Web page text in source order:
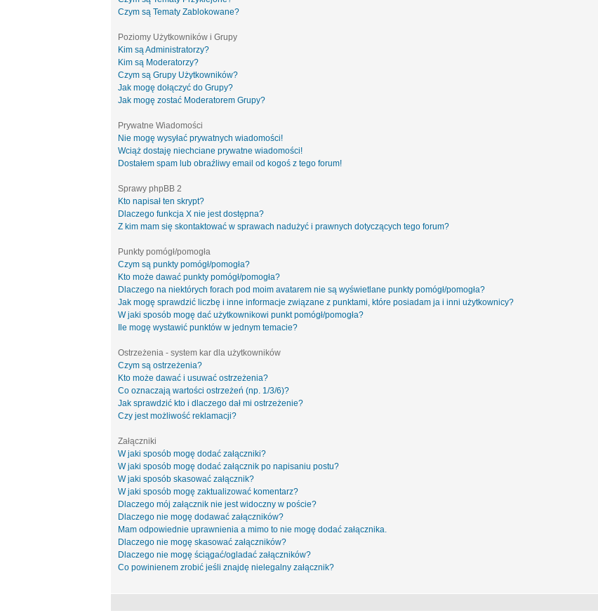
Czym są Tematy Zablokowane?
Poziomy Użytkowników i Grupy
Kim są Administratorzy?
Kim są Moderatorzy?
Czym są Grupy Użytkowników?
Jak mogę dołączyć do Grupy?
Jak mogę zostać Moderatorem Grupy?
Prywatne Wiadomości
Nie mogę wysyłać prywatnych wiadomości!
Wciąż dostaję niechciane prywatne wiadomości!
Dostałem spam lub obraźliwy email od kogoś z tego forum!
Sprawy phpBB 2
Kto napisał ten skrypt?
Dlaczego funkcja X nie jest dostępna?
Z kim mam się skontaktować w sprawach nadużyć i prawnych dotyczących tego forum?
Punkty pomógł/pomogła
Czym są punkty pomógł/pomogła?
Kto może dawać punkty pomógł/pomogła?
Dlaczego na niektórych forach pod moim avatarem nie są wyświetlane punkty pomógł/pomogła?
Jak mogę sprawdzić liczbę i inne informacje związane z punktami, które posiadam ja i inni użytkownicy?
W jaki sposób mogę dać użytkownikowi punkt pomógł/pomogła?
Ile mogę wystawić punktów w jednym temacie?
Ostrzeżenia - system kar dla użytkowników
Czym są ostrzeżenia?
Kto może dawać i usuwać ostrzeżenia?
Co oznaczają wartości ostrzeżeń (np. 1/3/6)?
Jak sprawdzić kto i dlaczego dał mi ostrzeżenie?
Czy jest możliwość reklamacji?
Załączniki
W jaki sposób mogę dodać załączniki?
W jaki sposób mogę dodać załącznik po napisaniu postu?
W jaki sposób skasować załącznik?
W jaki sposób mogę zaktualizować komentarz?
Dlaczego mój załącznik nie jest widoczny w poście?
Dlaczego nie mogę dodawać załączników?
Mam odpowiednie uprawnienia a mimo to nie mogę dodać załącznika.
Dlaczego nie mogę skasować załączników?
Dlaczego nie mogę ściągać/ogladać załączników?
Co powinienem zrobić jeśli znajdę nielegalny załącznik?